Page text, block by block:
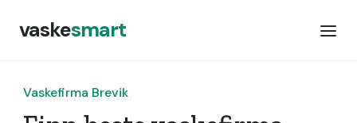
vaskesmart
Vaskefirma Brevik